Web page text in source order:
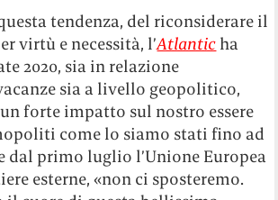
tendenza, del riconsiderare il
virtù e necessità, l’Atlantic ha
2020, sia in relazione
sia a livello geopolitico,
forte impatto sul nostro essere
come lo siamo stati fino ad
dal primo luglio l’Unione Europea
esterne, «non ci sposteremo.